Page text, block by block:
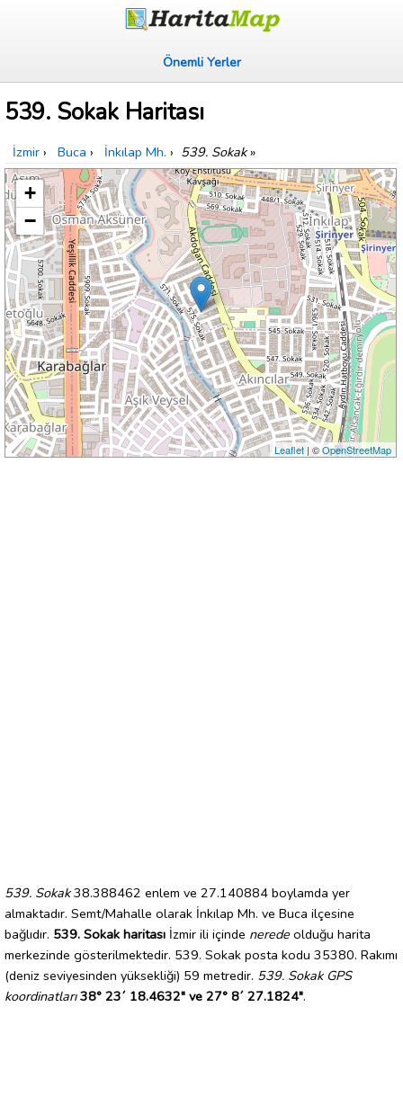
Önemli Yerler
539. Sokak Haritası
İzmir › Buca › İnkılap Mh. › 539. Sokak»
+
−
Leaflet| ©OpenStreetMap
539. Sokak38.388462 enlem ve 27.140884 boylamda yer
almaktadır. Semt/Mahalle olarak İnkılap Mh. ve Buca ilçesine
bağlıdır. 539. Sokak haritası İzmir ili içinde nerede olduğu harita
merkezinde gösterilmektedir. 539. Sokak posta kodu 35380. Rakımı
(deniz seviyesinden yüksekliği) 59 metredir. 539. Sokak GPS
koordinatları 38° 23´ 18.4632" ve 27° 8´ 27.1824".